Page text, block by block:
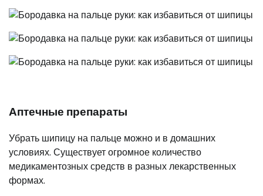
Аптечные препараты
Убрать шипицу на пальце можно и в домашних
условиях. Существует огромное количество
медикаментозных средств в разных лекарственных
формах.